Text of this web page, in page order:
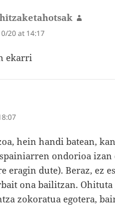
hitzaketahotsak
20 at 14:17
ekarri
hein handi batean,
ondorioa izan
eragin dute). Beraz, ez
ona bailitzan. Ohituta
zokoratua egotera,